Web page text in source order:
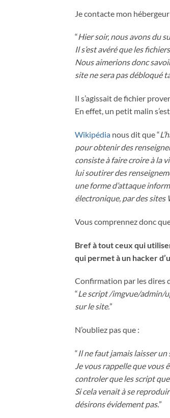
Je contacte mon hébergeur
“Hier soir, nous avons du
Il s’est avéré que les
Nous aimerions donc
site ne sera pas débloqué
Il s’agissait de fichier
En effet, un petit malin
Wikipédia nous dit que “
pour obtenir des
consiste à faire croire à la
lui soutirer des
une forme d’attaque
électronique, par des sites
Vous comprennez donc
Bref à tout ceux qui
qui permet à un hacker
Confirmation par les dires
“Le script /imgvue/admin/
sur le site.”
N’oubliez pas que :
“Il ne faut jamais laisser
Je vous rappelle que vous
controler que les script
Si cela venait à se
désirons évidement pas.”